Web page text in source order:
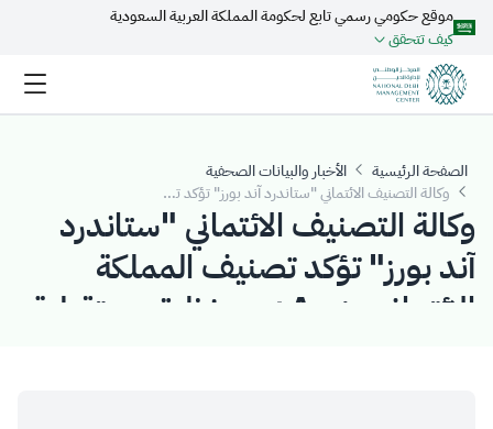
تخطي إلى المحتوى الرئيسي
موقع حكومي رسمي تابع لحكومة المملكة العربية السعودية
كيف تتحقق
الصفحة الرئيسية
الأخبار والبيانات الصحفية
وكالة التصنيف الائتماني "ستاندرد آند بورز" تؤكد تصنيف المملكة الائتماني عند A+ مع نظرة مستقبلية مستقرة
وكالة التصنيف الائتماني "ستاندرد
آند بورز" تؤكد تصنيف المملكة
الائتماني عند A+ مع نظرة مستقبلية